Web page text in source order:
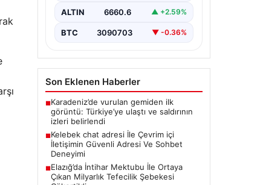
birçok…
ALTIN 6660.6 ▲ +2.59%
BTC 3090703 ▼ -0.36%
Son Eklenen Haberler
■Karadeniz’de vurulan gemiden ilk
görüntü: Türkiye’ye ulaştı ve saldırının
izleri belirlendi
■Kelebek chat adresi İle Çevrim içi
İletişimin Güvenli Adresi Ve Sohbet
Deneyimi
■Elazığ’da İntihar Mektubu İle Ortaya
Çıkan Milyarlık Tefecilik Şebekesi